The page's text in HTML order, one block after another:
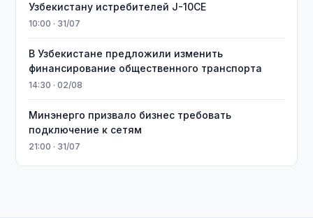
Узбекистану истребителей J-10CE
10:00 · 31/07
В Узбекистане предложили изменить
финансирование общественного транспорта
14:30 · 02/08
Минэнерго призвало бизнес требовать
подключение к сетям
21:00 · 31/07